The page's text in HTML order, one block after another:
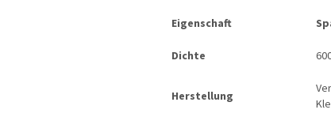
Eigenschaft
Dichte
Herstellung